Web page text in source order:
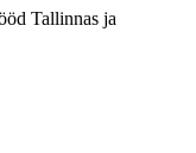
Tallinnas ja